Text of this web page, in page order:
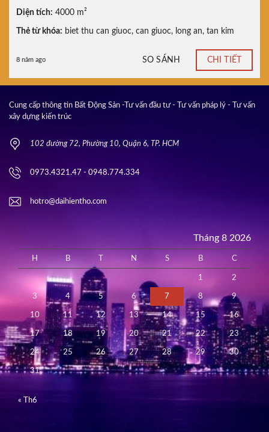
Diện tích: 4000 m²
Thẻ từ khóa: biet thu can giuoc, can giuoc, long an, tan kim
8 năm ago SO SÁNH CHI TIẾT
Cung cấp thông tin Bất Động Sản -Tư vấn đầu tư - Tư vấn pháp lý - Tư vấn
xây dựng kiến trúc
102 đường 72, Phường 10, Quận 6, TP. HCM
0973.4321.47 - 0948.774.334
hotro@daihientho.com
Tháng 8 2026
H B N S B C
1 2
3 4 5 6 7 8 9
10 11 12 13 14 15 16
17 18 19 20 21 22 23
24 25 26 27 28 29 30
31
« Th6